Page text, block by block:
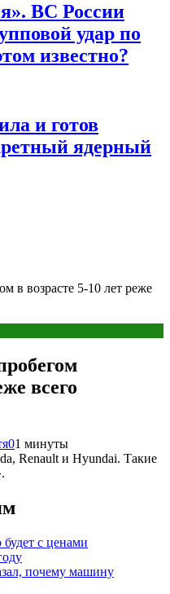
ВС России
удар по
известно?
и готов
ядерный
в возрасте 5-10 лет реже
всего
01 минуты
Renault и Hyundai. Такие
будет с ценами
почему машину